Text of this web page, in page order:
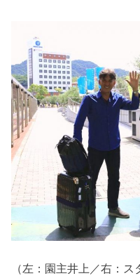
（左：園主井上／右：ス